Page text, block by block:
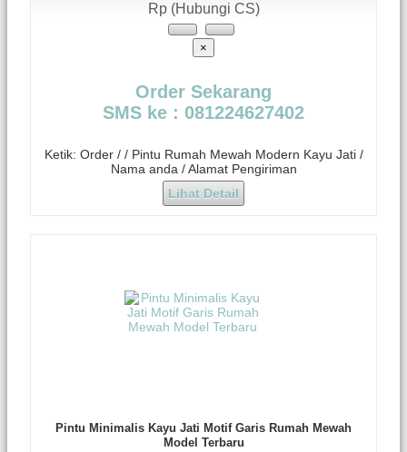
Rp (Hubungi CS)
×
Order Sekarang
SMS ke : 081224627402
Ketik: Order / / Pintu Rumah Mewah Modern Kayu Jati /
Nama anda / Alamat Pengiriman
Lihat Detail
Pintu Minimalis Kayu Jati Motif Garis Rumah Mewah
Model Terbaru